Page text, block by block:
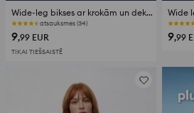
Wide-leg bikses ar krokām un dekoratīvu jostu
atsauksmes (34)
9,99 EUR
TIKAI TIEŠSAISTĒ
9,99